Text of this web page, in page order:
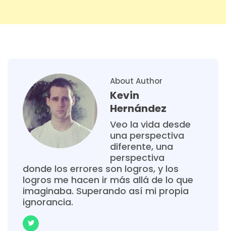
About Author
Kevin
Hernández
Veo la vida desde
una perspectiva
diferente, una
perspectiva
donde los errores son logros, y los
logros me hacen ir más allá de lo que
imaginaba. Superando así mi propia
ignorancia.